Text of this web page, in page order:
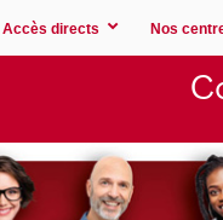
Accès directs Nos